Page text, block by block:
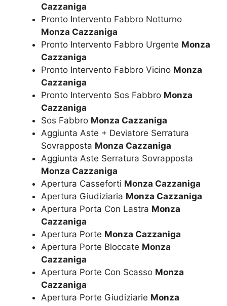
Cazzaniga
Pronto Intervento Fabbro Notturno
Monza Cazzaniga
Pronto Intervento Fabbro Urgente Monza
Cazzaniga
Pronto Intervento Fabbro Vicino Monza
Cazzaniga
Pronto Intervento Sos Fabbro Monza
Cazzaniga
Sos Fabbro Monza Cazzaniga
Aggiunta Aste + Deviatore Serratura
Sovrapposta Monza Cazzaniga
Aggiunta Aste Serratura Sovrapposta
Monza Cazzaniga
Apertura Casseforti Monza Cazzaniga
Apertura Giudiziaria Monza Cazzaniga
Apertura Porta Con Lastra Monza
Cazzaniga
Apertura Porte Monza Cazzaniga
Apertura Porte Bloccate Monza
Cazzaniga
Apertura Porte Con Scasso Monza
Cazzaniga
Apertura Porte Giudiziarie Monza